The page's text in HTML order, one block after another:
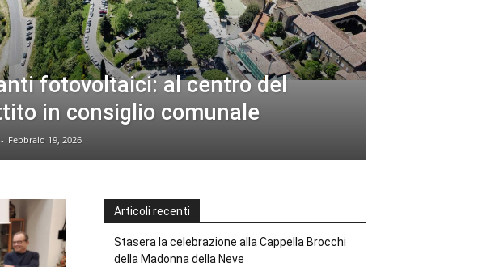
fotovoltaici: al centro del
in consiglio comunale
- Febbraio 19, 2026
Articoli recenti
Stasera la celebrazione alla Cappella Brocchi
della Madonna della Neve